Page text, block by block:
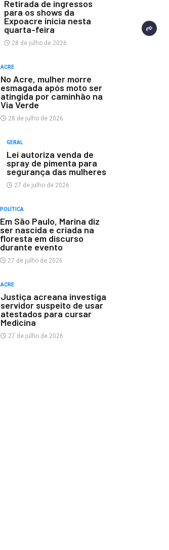
Retirada de ingressos
para os shows da
Expoacre inicia nesta
quarta-feira
28 de julho de 2026
ACRE
No Acre, mulher morre
esmagada após moto ser
atingida por caminhão na
Via Verde
28 de julho de 2026
GERAL
Lei autoriza venda de
spray de pimenta para
segurança das mulheres
27 de julho de 2026
POLÍTICA
Em São Paulo, Marina diz
ser nascida e criada na
floresta em discurso
durante evento
27 de julho de 2026
ACRE
Justiça acreana investiga
servidor suspeito de usar
atestados para cursar
Medicina
27 de julho de 2026